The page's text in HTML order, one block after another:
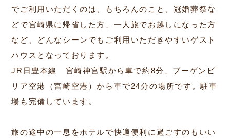
でご利用いただくのは、もちろんのこと、冠婚葬祭な
どで宮崎県に帰省した方、一人旅でお越しになった方
など、どんなシーンでもご利用いただきやすいゲスト
ハウスとなっております。
JR日豊本線 宮崎神宮駅から車で約8分、ブーゲンビ
リア空港（宮崎空港）から車で24分の場所です。駐車
場も完備しています。
旅の途中の一息をホテルで快適便利に過ごすのもいい